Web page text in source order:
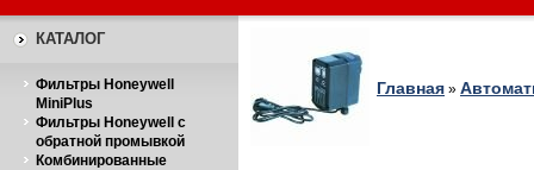
КАТАЛОГ
Фильтры Honeywell
MiniPlus
Фильтры Honeywell с
обратной промывкой
Комбинированные
Главная »